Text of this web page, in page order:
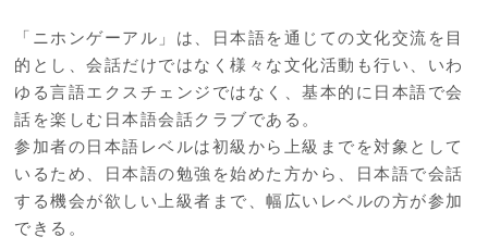
「ニホンゲーアル」は、日本語を通じての文化交流を目
的とし、会話だけではなく様々な文化活動も行い、いわ
ゆる言語エクスチェンジではなく、基本的に日本語で会
話を楽しむ日本語会話クラブである。
参加者の日本語レベルは初級から上級までを対象として
いるため、日本語の勉強を始めた方から、日本語で会話
する機会が欲しい上級者まで、幅広いレベルの方が参加
できる。